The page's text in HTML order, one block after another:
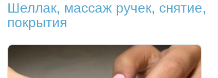
Шеллак, массаж ручек, снятие,
покрытия